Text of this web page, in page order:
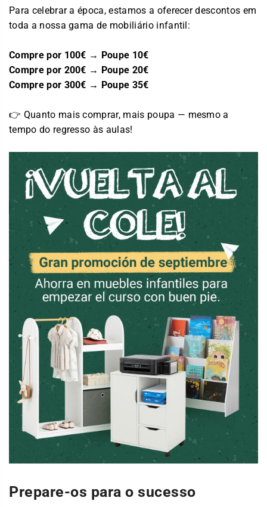
Para celebrar a época, estamos a oferecer descontos em
toda a nossa gama de mobiliário infantil:
Compre por 100€ → Poupe 10€
Compre por 200€ → Poupe 20€
Compre por 300€ → Poupe 35€
👉 Quanto mais comprar, mais poupa — mesmo a
tempo do regresso às aulas!
Prepare-os para o sucesso